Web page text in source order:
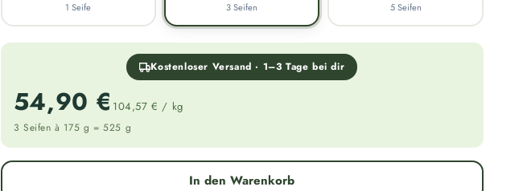
1 Seife 3 Seifen 5 Seifen
Kostenloser Versand · 1–3 Tage bei dir
54,90 € 104,57 € / kg
3 Seifen à 175 g = 525 g
In den Warenkorb